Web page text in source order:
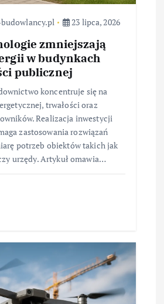
23 lipca, 2026
zmniejszają
w budynkach
publicznej
koncentruje się na
trwałości oraz
Realizacja inwestycji
zastosowania rozwiązań
potrzeb obiektów takich jak
urzędy. Artykuł omawia…